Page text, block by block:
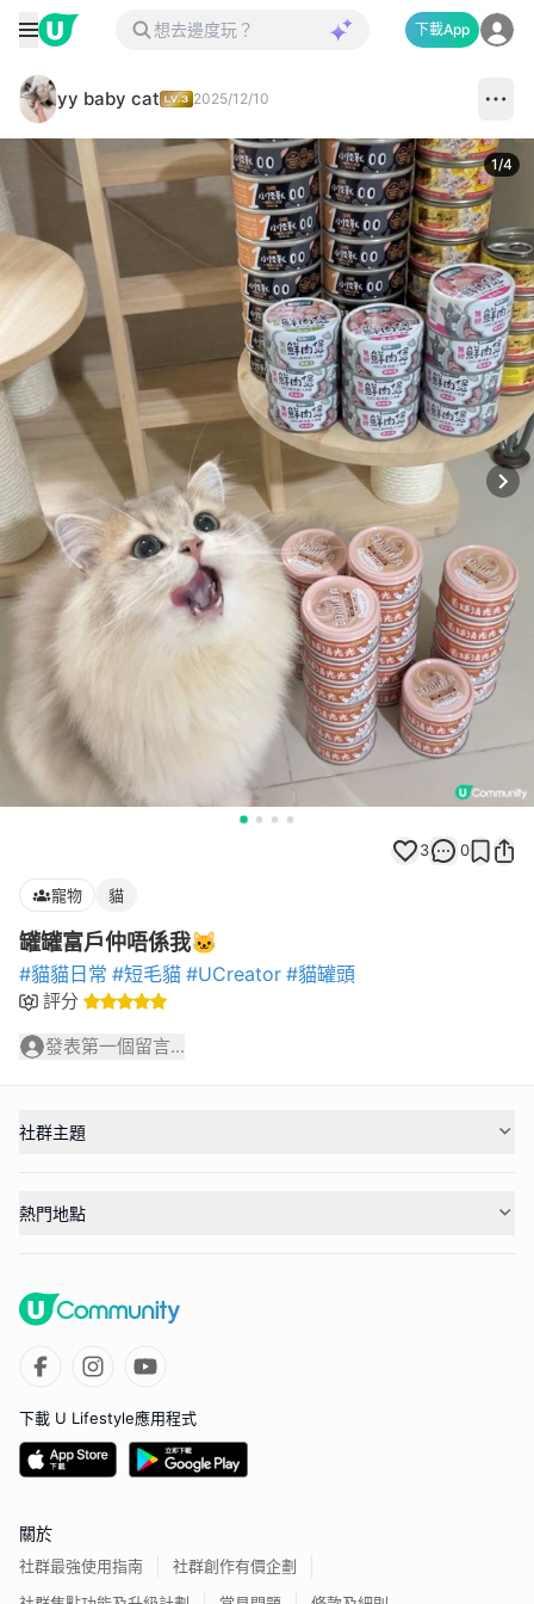
下載App
yy baby cat 2025/12/10
1/4
3 0
寵物 貓
罐罐富戶仲唔係我🐱
#貓貓日常 #短毛貓 #UCreator #貓罐頭
評分
發表第一個留言...
社群主題
熱門地點
下載 U Lifestyle應用程式
關於
社群最強使用指南
社群創作有價企劃